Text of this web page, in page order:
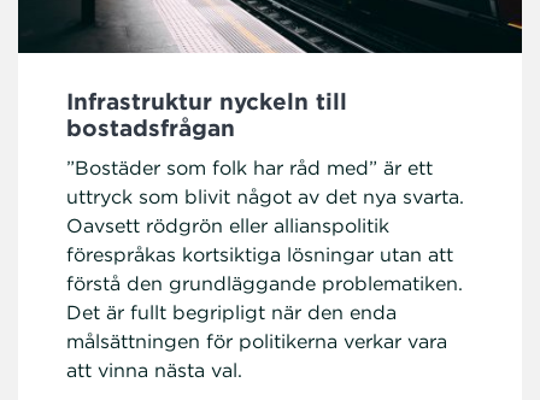
Infrastruktur nyckeln till
bostadsfrågan
”Bostäder som folk har råd med” är ett
uttryck som blivit något av det nya svarta.
Oavsett rödgrön eller allianspolitik
förespråkas kortsiktiga lösningar utan att
förstå den grundläggande problematiken.
Det är fullt begripligt när den enda
målsättningen för politikerna verkar vara
att vinna nästa val.